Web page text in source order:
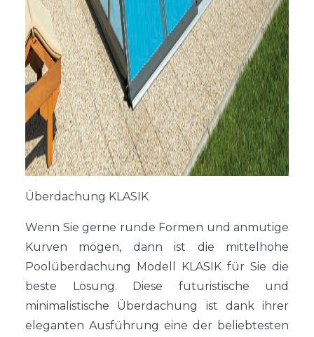
Überdachung KLASIK
Wenn Sie gerne runde Formen und anmutige
Kurven mögen, dann ist die mittelhohe
Poolüberdachung Modell KLASIK für Sie die
beste Lösung. Diese futuristische und
minimalistische Überdachung ist dank ihrer
eleganten Ausführung eine der beliebtesten